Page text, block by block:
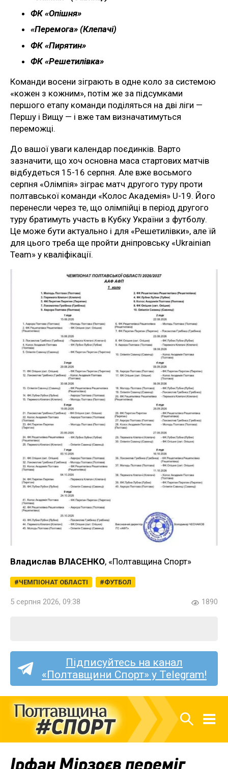
ФК «Опішня»
«Перемога» (Клепачі)
ФК «Пирятин»
ФК «Решетилівка»
Команди восени зіграють в одне коло за системою
«кожен з кожним», потім же за підсумками
першого етапу команди поділяться на дві ліги —
Першу і Вищу — і вже там визначатимуться
переможці.
До вашої уваги календар поєдинків. Варто
зазначити, що хоч основна маса стартових матчів
відбудеться 15-16 серпня. Але вже восьмого
серпня «Олімпія» зіграє матч другого туру проти
полтавської команди «Колос Академія» U-19. Його
перенесли через те, що олімпійці в період другого
туру братимуть участь в Кубку України з футболу.
Це може бути актуально і для «Решетилівки», але їй
для цього треба ще пройти дніпровську «Ukrainian
Team» у кваліфікації.
Владислав ВЛАСЕНКО, «Полтавщина Спорт»
ЧЕМПІОНАТ ОБЛАСТІ ФУТБОЛ
5 серпня 2026, 09:38 1890
Підписуйтесь на канал
«Полтавщини Спорт» у Telegram!
Ірфан Мірзоєв переміг